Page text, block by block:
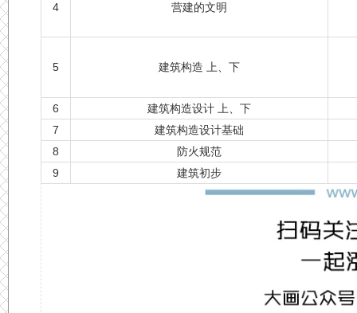
4 营建的文明
5 建筑构造 上、下
6
建筑构造设计 上、下
7
建筑构造设计基础
8
防火规范
9
建筑初步